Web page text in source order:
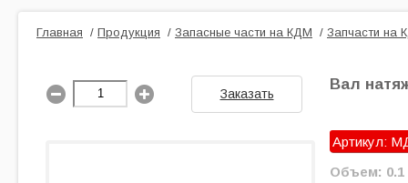
Главная / Продукция / Запасные части на КДМ / Запчасти на
Заказать
Вал
Артикул:
Объем: 0.1